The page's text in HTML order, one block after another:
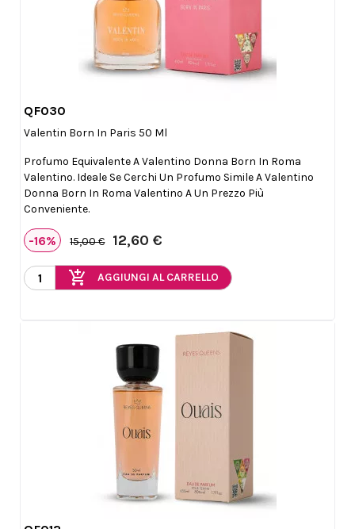
QF030
Valentin Born In Paris 50 Ml
Profumo Equivalente A Valentino Donna Born In Roma
Valentino. Ideale Se Cerchi Un Profumo Simile A Valentino
Donna Born In Roma Valentino A Un Prezzo Più
Conveniente.
-16% 15,00 € 12,60 €
add_shopping_cart AGGIUNGI AL CARRELLO